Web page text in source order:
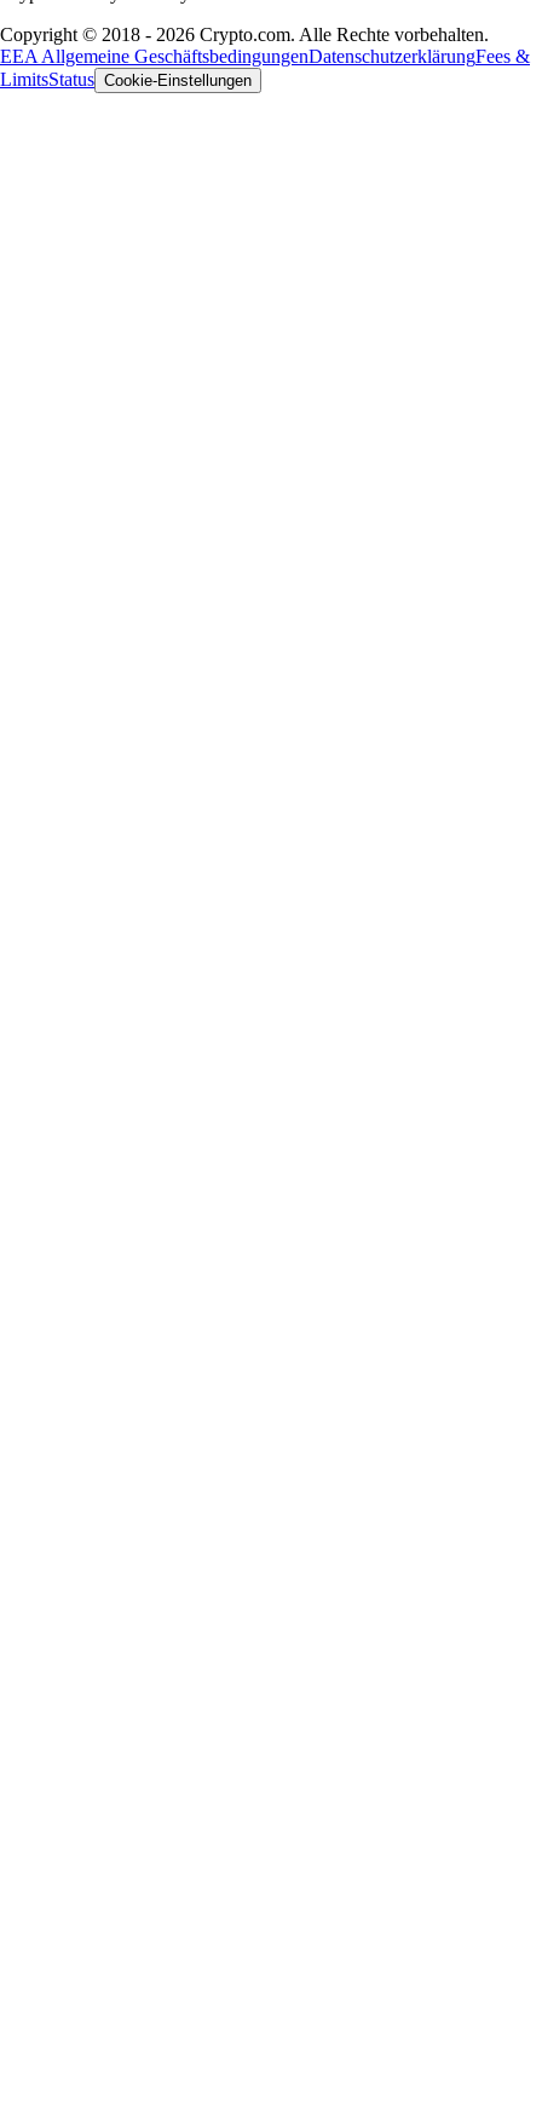
Copyright © 2018 - 2026 Crypto.com. Alle Rechte vorbehalten.
EEA Allgemeine GeschäftsbedingungenDatenschutzerklärungFees &
LimitsStatus Cookie-Einstellungen